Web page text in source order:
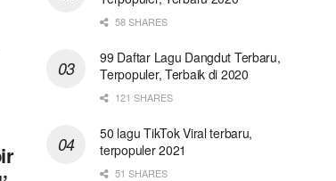
58 SHARES
99 Daftar Lagu Dangdut Terbaru,
Terpopuler, Terbaik di 2020
121 SHARES
50 lagu TikTok Viral terbaru,
terpopuler 2021
51 SHARES